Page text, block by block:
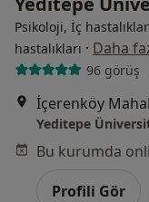
Psikoloji, İç
hastalıkları · Daha
96 görüş
Yeditepe
Profili Gör